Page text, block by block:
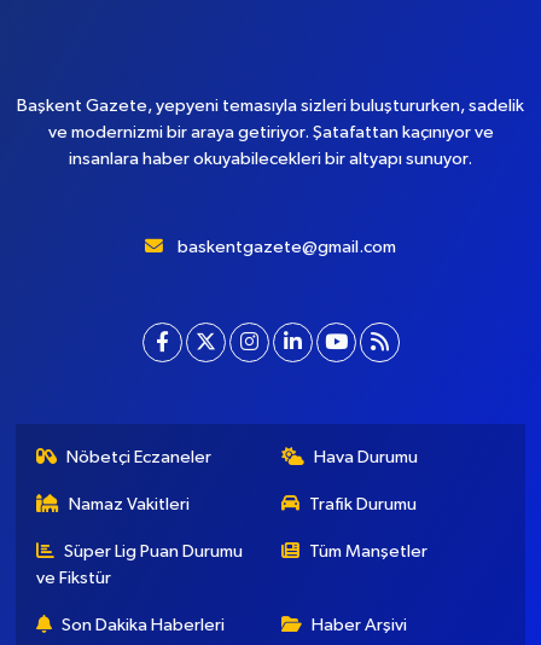
Başkent Gazete, yepyeni temasıyla sizleri buluştururken, sadelik
Trafik Durumu